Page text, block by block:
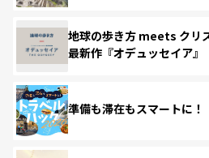
地球の歩き方 meets クリ
最新作『オデュッセイア』
準備も滞在もスマートに